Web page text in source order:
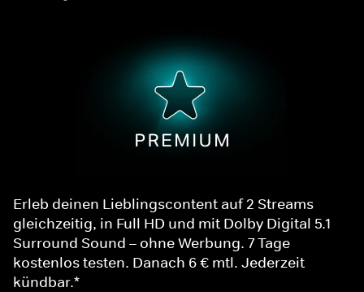
Erleb deinen Lieblingscontent auf 2 Streams
gleichzeitig, in Full HD und mit Dolby Digital 5.1
Surround Sound – ohne Werbung. 7 Tage
kostenlos testen. Danach 6 € mtl. Jederzeit
kündbar.*